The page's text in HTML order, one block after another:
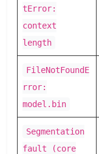
tError:
context
length
FileNotFoundE
rror:
model.bin
Segmentation
fault (core